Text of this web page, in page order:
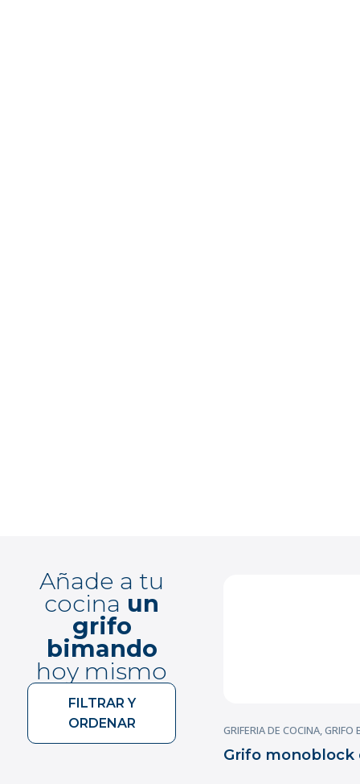
Añade a tu
cocina un
grifo
bimando
hoy mismo
FILTRAR Y
ORDENAR
GRIFERIA DE COCINA,GRIFO
Grifo monoblock